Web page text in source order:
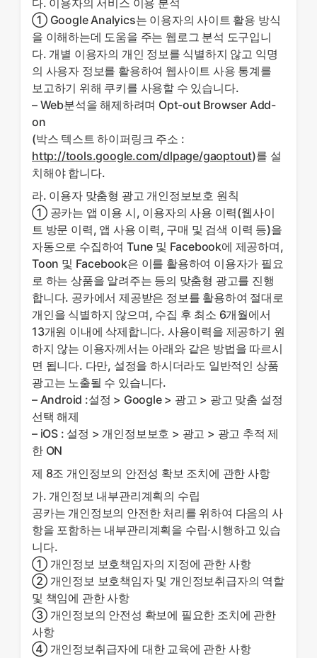
다. 이용자의 서비스 이용 분석
① Google Analyics는 이용자의 사이트 활용 방식
을 이해하는데 도움을 주는 웹로그 분석 도구입니
다. 개별 이용자의 개인 정보를 식별하지 않고 익명
의 사용자 정보를 활용하여 웹사이트 사용 통계를
보고하기 위해 쿠키를 사용할 수 있습니다.
– Web분석을 해제하려며 Opt-out Browser Add-
on
(박스 텍스트 하이퍼링크 주소 :
http://tools.google.com/dlpage/gaoptout)를 설
치해야 합니다.
라. 이용자 맞춤형 광고 개인정보보호 원칙
① 공카는 앱 이용 시, 이용자의 사용 이력(웹사이
트 방문 이력, 앱 사용 이력, 구매 및 검색 이력 등)을
자동으로 수집하여 Tune 및 Facebook에 제공하며,
Toon 및 Facebook은 이를 활용하여 이용자가 필요
로 하는 상품을 알려주는 등의 맞춤형 광고를 진행
합니다. 공카에서 제공받은 정보를 활용하여 절대로
개인을 식별하지 않으며, 수집 후 최소 6개월에서
13개원 이내에 삭제합니다. 사용이력을 제공하기 원
하지 않는 이용자께서는 아래와 같은 방법을 따르시
면 됩니다. 다만, 설정을 하시더라도 일반적인 상품
광고는 노출될 수 있습니다.
– Android :설정 > Google > 광고 > 광고 맞춤 설정
선택 해제
– iOS : 설정 > 개인정보보호 > 광고 > 광고 추적 제
한 ON
제 8조 개인정보의 안전성 확보 조치에 관한 사항
가. 개인정보 내부관리계획의 수립
공카는 개인정보의 안전한 처리를 위하여 다음의 사
항을 포함하는 내부관리계획을 수립·시행하고 있습
니다.
① 개인정보 보호책임자의 지정에 관한 사항
② 개인정보 보호책임자 및 개인정보취급자의 역할
및 책임에 관한 사항
③ 개인정보의 안전성 확보에 필요한 조치에 관한
사항
④ 개인정보취급자에 대한 교육에 관한 사항